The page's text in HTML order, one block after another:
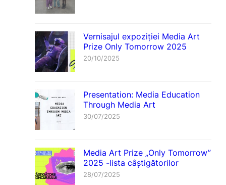
Vernisajul expoziției Media Art
Prize Only Tomorrow 2025
20/10/2025
Presentation: Media Education
Through Media Art
30/07/2025
Media Art Prize „Only Tomorrow”
2025 -lista câștigătorilor
28/07/2025